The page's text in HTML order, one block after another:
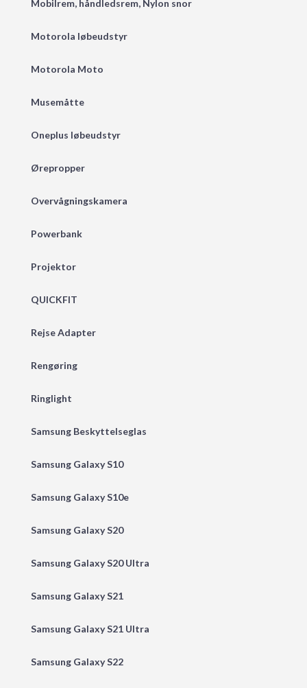
Mobilrem, håndledsrem, Nylon snor
Motorola løbeudstyr
Motorola Moto
Musemåtte
Oneplus løbeudstyr
Ørepropper
Overvågningskamera
Powerbank
Projektor
QUICKFIT
Rejse Adapter
Rengøring
Ringlight
Samsung Beskyttelseglas
Samsung Galaxy S10
Samsung Galaxy S10e
Samsung Galaxy S20
Samsung Galaxy S20 Ultra
Samsung Galaxy S21
Samsung Galaxy S21 Ultra
Samsung Galaxy S22